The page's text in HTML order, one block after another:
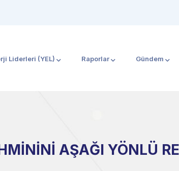
Liderleri (YEL) Raporlar Gündem
AŞAĞI YÖNLÜ